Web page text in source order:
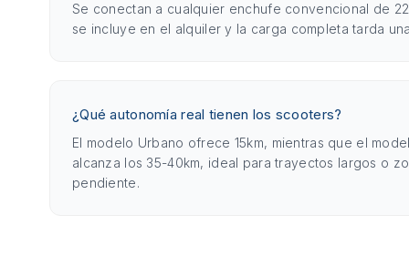
Se conectan a cualquier enchufe convencional de
se incluye en el alquiler y la carga completa tarda
¿Qué autonomía real tienen los scooters?
El modelo Urbano ofrece 15km, mientras que el
alcanza los 35-40km, ideal para trayectos largos o
pendiente.